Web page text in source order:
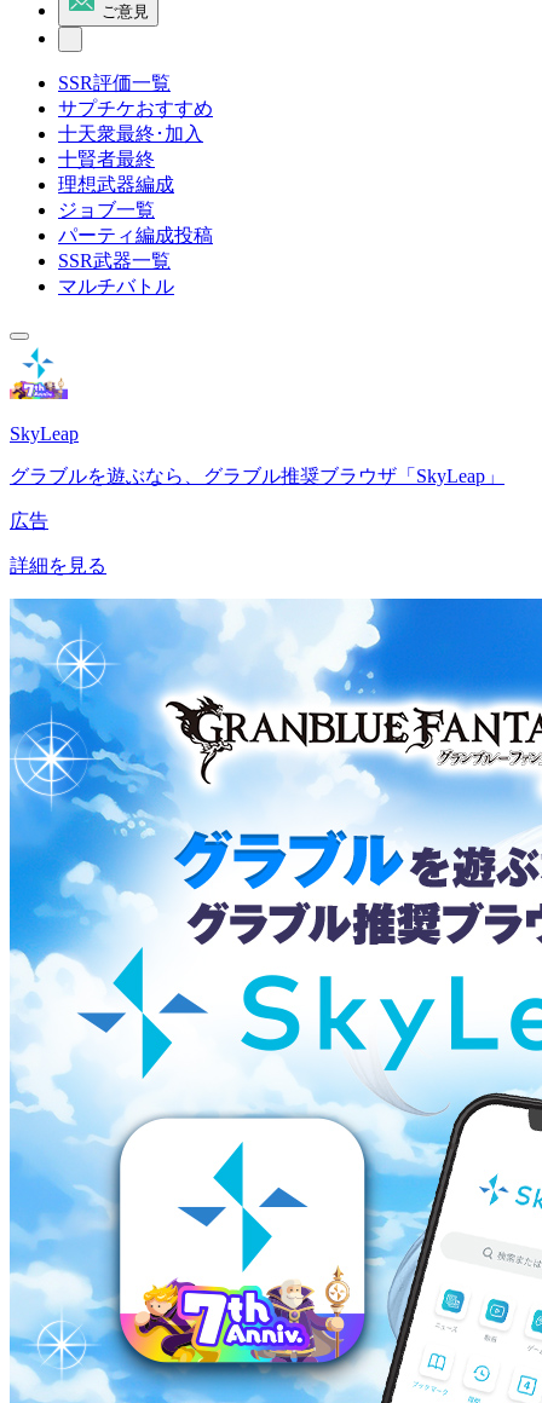
ご意見
SSR評価一覧
サプチケおすすめ
十天衆最終･加入
十賢者最終
理想武器編成
ジョブ一覧
パーティ編成投稿
SSR武器一覧
マルチバトル
SkyLeap
グラブルを遊ぶなら、グラブル推奨ブラウザ「SkyLeap」
広告
詳細を見る